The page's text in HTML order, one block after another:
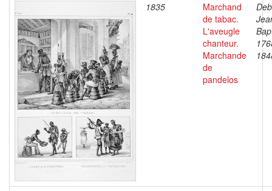
1835
Marchand
de tabac.
L'aveugle
chanteur.
Marchande
de
pandelos